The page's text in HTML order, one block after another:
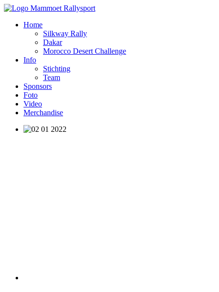
Home
Silkway Rally
Dakar
Morocco Desert Challenge
Info
Stichting
Team
Sponsors
Foto
Video
Merchandise